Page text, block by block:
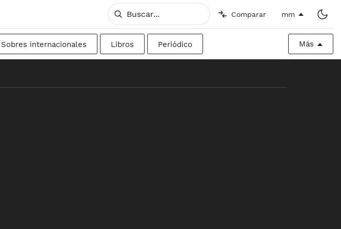
Comparar mm
Sobres internacionales Libros Periódico Más